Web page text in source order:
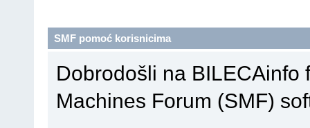
SMF pomoć korisnicima
Dobrodošli na
Machines Forum (SMF)